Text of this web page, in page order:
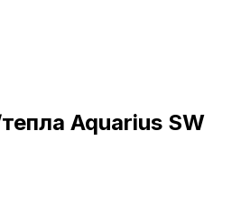
Aquarius SW